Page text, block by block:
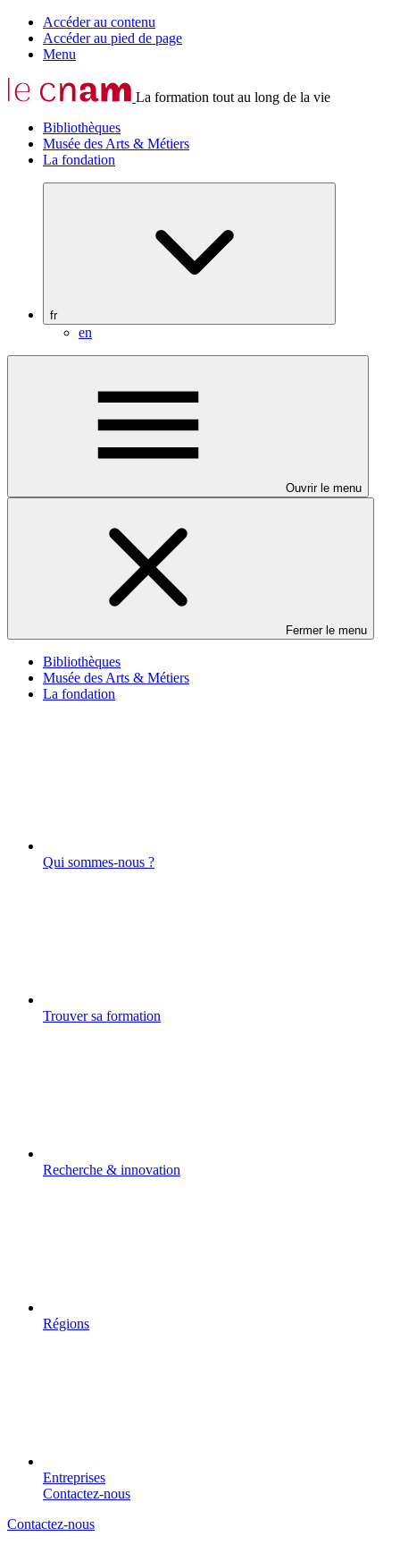
Accéder au contenu
Accéder au pied de page
Menu
La formation tout au long de la vie
Bibliothèques
Musée des Arts & Métiers
La fondation
fr
en
Ouvrir le menu
Fermer le menu
Bibliothèques
Musée des Arts & Métiers
La fondation
Qui sommes-nous ?
Trouver sa formation
Recherche & innovation
Régions
Entreprises
Contactez-nous
Contactez-nous